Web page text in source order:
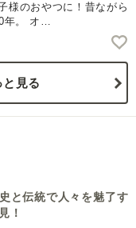
のおやつに！昔ながら
年。 オ…
見る
と伝統で人々を魅了す
！